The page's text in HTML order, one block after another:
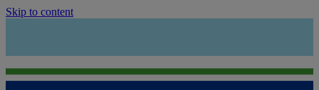
Skip to content